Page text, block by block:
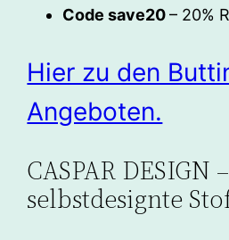
Code save20– 20%
Hier zu den
Angeboten.
CASPAR DESIGN –
selbstdesignte